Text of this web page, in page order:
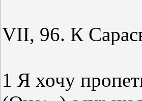
VII, 96. К
1 Я хочу